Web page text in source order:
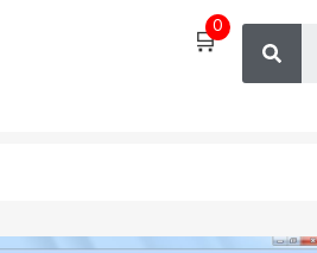
🛒0